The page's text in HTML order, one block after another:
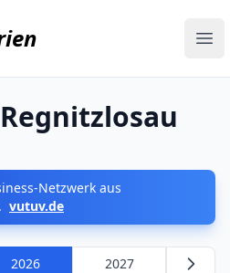
Netzwerk aus
vutuv.de
2026 2027